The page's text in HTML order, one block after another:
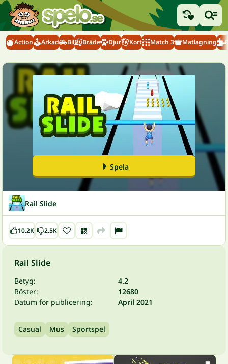
Action Arkad Bil Bräde Djur Kort Match 3 Matlagning
Spela
Rail Slide
10.2K 2.5K
Rail Slide
Betyg:
4.2
Röster:
12680
Datum för publicering:
April 2021
Casual Mus Sportspel